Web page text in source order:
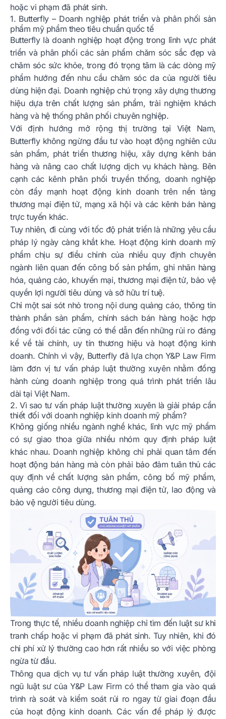
hoặc vi phạm đã phát sinh.
1. Butterfly – Doanh nghiệp phát triển và phân phối sản
phẩm mỹ phẩm theo tiêu chuẩn quốc tế
Butterfly là doanh nghiệp hoạt động trong lĩnh vực phát
triển và phân phối các sản phẩm chăm sóc sắc đẹp và
chăm sóc sức khỏe, trong đó trọng tâm là các dòng mỹ
phẩm hướng đến nhu cầu chăm sóc da của người tiêu
dùng hiện đại. Doanh nghiệp chú trọng xây dựng thương
hiệu dựa trên chất lượng sản phẩm, trải nghiệm khách
hàng và hệ thống phân phối chuyên nghiệp.
Với định hướng mở rộng thị trường tại Việt Nam,
Butterfly không ngừng đầu tư vào hoạt động nghiên cứu
sản phẩm, phát triển thương hiệu, xây dựng kênh bán
hàng và nâng cao chất lượng dịch vụ khách hàng. Bên
cạnh các kênh phân phối truyền thống, doanh nghiệp
còn đẩy mạnh hoạt động kinh doanh trên nền tảng
thương mại điện tử, mạng xã hội và các kênh bán hàng
trực tuyến khác.
Tuy nhiên, đi cùng với tốc độ phát triển là những yêu cầu
pháp lý ngày càng khắt khe. Hoạt động kinh doanh mỹ
phẩm chịu sự điều chỉnh của nhiều quy định chuyên
ngành liên quan đến công bố sản phẩm, ghi nhãn hàng
hóa, quảng cáo, khuyến mại, thương mại điện tử, bảo vệ
quyền lợi người tiêu dùng và sở hữu trí tuệ.
Chỉ một sai sót nhỏ trong nội dung quảng cáo, thông tin
thành phần sản phẩm, chính sách bán hàng hoặc hợp
đồng với đối tác cũng có thể dẫn đến những rủi ro đáng
kể về tài chính, uy tín thương hiệu và hoạt động kinh
doanh. Chính vì vậy, Butterfly đã lựa chọn Y&P Law Firm
làm đơn vị tư vấn pháp luật thường xuyên nhằm đồng
hành cùng doanh nghiệp trong quá trình phát triển lâu
dài tại Việt Nam.
2. Vì sao tư vấn pháp luật thường xuyên là giải pháp cần
thiết đối với doanh nghiệp kinh doanh mỹ phẩm?
Không giống nhiều ngành nghề khác, lĩnh vực mỹ phẩm
có sự giao thoa giữa nhiều nhóm quy định pháp luật
khác nhau. Doanh nghiệp không chỉ phải quan tâm đến
hoạt động bán hàng mà còn phải bảo đảm tuân thủ các
quy định về chất lượng sản phẩm, công bố mỹ phẩm,
quảng cáo công dụng, thương mại điện tử, lao động và
bảo vệ người tiêu dùng.
Trong thực tế, nhiều doanh nghiệp chỉ tìm đến luật sư khi
tranh chấp hoặc vi phạm đã phát sinh. Tuy nhiên, khi đó
chi phí xử lý thường cao hơn rất nhiều so với việc phòng
ngừa từ đầu.
Thông qua dịch vụ tư vấn pháp luật thường xuyên, đội
ngũ luật sư của Y&P Law Firm có thể tham gia vào quá
trình rà soát và kiểm soát rủi ro ngay từ giai đoạn đầu
của hoạt động kinh doanh. Các vấn đề pháp lý được